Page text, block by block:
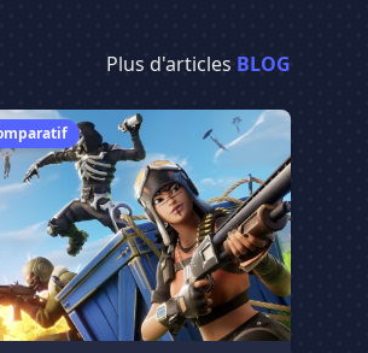
Plus d'articles BLOG
? serveurs Discord Fortnite en